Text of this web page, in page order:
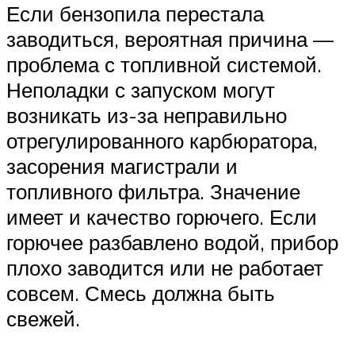
Если бензопила перестала
заводиться, вероятная причина —
проблема с топливной системой.
Неполадки с запуском могут
возникать из-за неправильно
отрегулированного карбюратора,
засорения магистрали и
топливного фильтра. Значение
имеет и качество горючего. Если
горючее разбавлено водой, прибор
плохо заводится или не работает
совсем. Смесь должна быть
свежей.